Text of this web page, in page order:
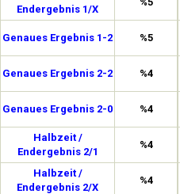
Endergebnis 1/X
Genaues Ergebnis 1-2 %5
Genaues Ergebnis 2-2 %4
Genaues Ergebnis 2-0 %4
Halbzeit /
Endergebnis 2/1
%4
Halbzeit /
Endergebnis 2/X
%4